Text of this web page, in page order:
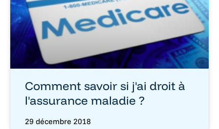
Comment savoir si j'ai droit à
l'assurance maladie ?
29 décembre 2018